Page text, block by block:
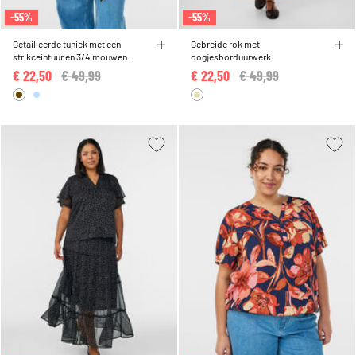
-55%
Getailleerde tuniek met een
strikceintuur en 3/4 mouwen.
Price reduced from
€ 49,99
€ 22,50
-55%
Gebreide rok met
oogjesborduurwerk
Price reduced from
€ 49,99
€ 22,50